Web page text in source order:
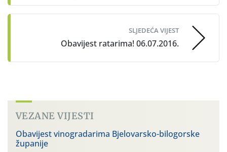
SLJEDEĆA VIJEST
Obavijest ratarima! 06.07.2016.
VEZANE VIJESTI
Obavijest vinogradarima Bjelovarsko-bilogorske
županije